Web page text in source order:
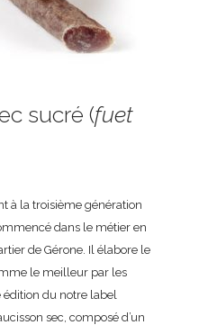
sucré (fuet
à la troisième génération
dans le métier en
de Gérone. Il élabore le
le meilleur par les
édition du notre label
sec, composé d’un